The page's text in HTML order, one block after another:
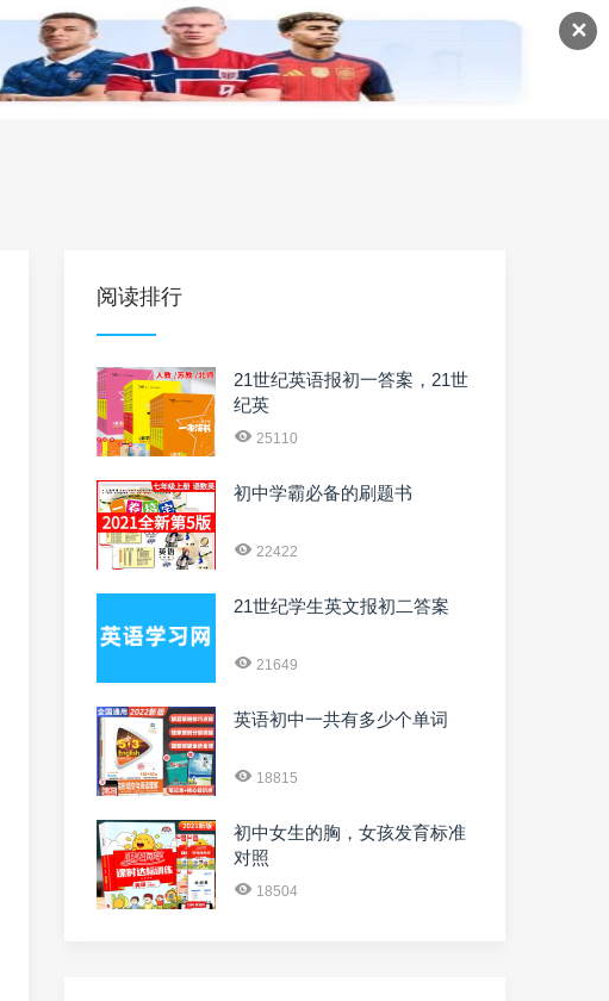
✕
高中英语 英语课程 英语资料
阅读排行
21世纪英语报初一答案，21世
纪英
25110
初中学霸必备的刷题书
22422
21世纪学生英文报初二答案
21649
英语初中一共有多少个单词
18815
初中女生的胸，女孩发育标准
对照
18504